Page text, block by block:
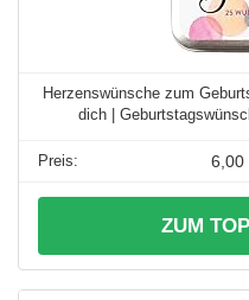
Herzenswünsche zum
dich |
6,00
ZUM